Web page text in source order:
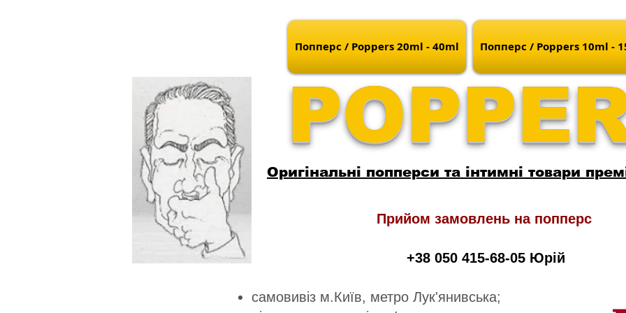
Попперс / Poppers 20ml - 40ml Попперс / Poppers 10ml -
Оригінальні попперси та інтимні товари
Прийом замовлень на попперс
+38 050 415-68-05 Юрій
самовивіз м.Київ, метро Лук'янивська;